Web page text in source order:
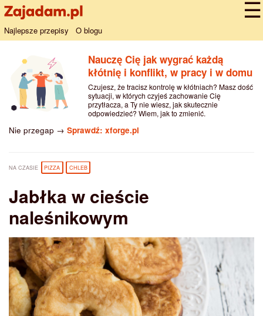
Najlepsze przepisy O blogu
Nauczę Cię jak wygrać każdą
kłótnię i konflikt, w pracy i w domu
Czujesz, że tracisz kontrolę w kłótniach? Masz dość
sytuacji, w których czyjeś zachowanie Cię
przytłacza, a Ty nie wiesz, jak skutecznie
odpowiedzieć? Wiem, jak to zmienić.
Nie przegap → Sprawdź: xforge.pl
NA CZASIE PIZZA CHLEB
Jabłka w cieście
naleśnikowym